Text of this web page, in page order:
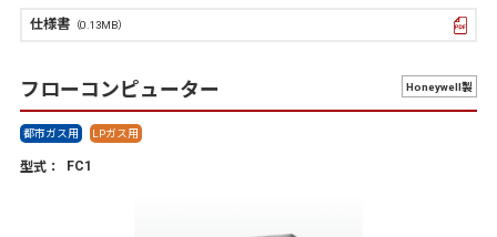
仕様書（0.13MB）
フローコンピューター Honeywell製
都市ガス用 LPガス用
型式： FC1